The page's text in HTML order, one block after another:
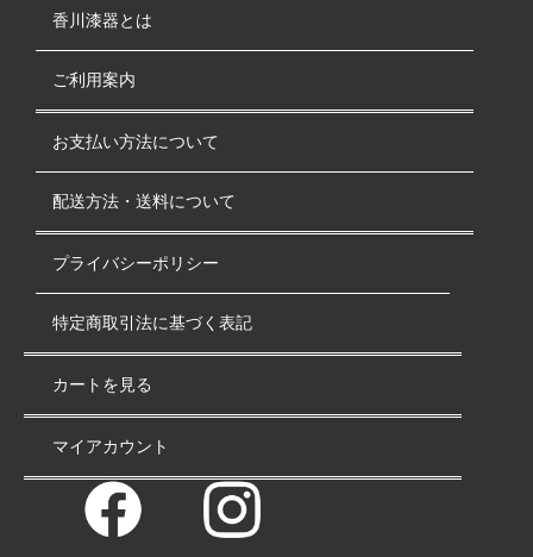
香川漆器とは
ご利用案内
お支払い方法について
配送方法・送料について
プライバシーポリシー
特定商取引法に基づく表記
カートを見る
マイアカウント